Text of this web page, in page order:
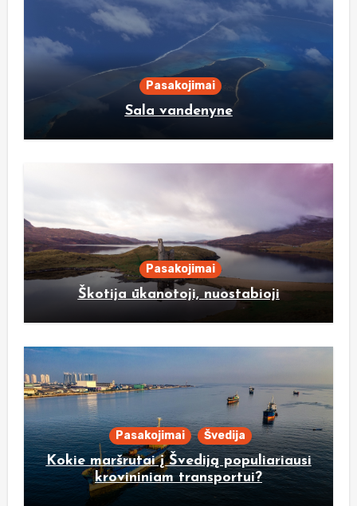
Pasakojimai
Sala vandenyne
Pasakojimai
Škotija ūkanotoji, nuostabioji
Pasakojimai Švedija
Kokie maršrutai į Švediją populiariausi
krovininiam transportui?